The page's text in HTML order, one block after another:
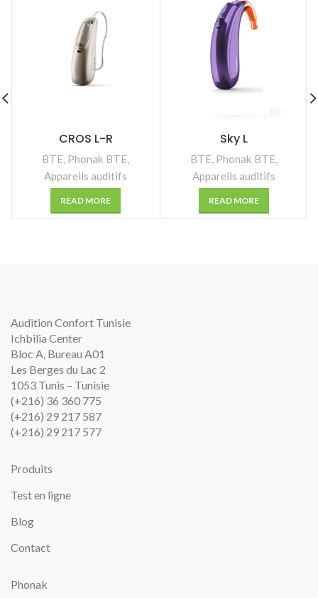
CROS L-R
BTE, Phonak BTE,
Appareils auditifs
READ MORE
Sky L
BTE, Phonak BTE,
Appareils auditifs
READ MORE
Audition Confort Tunisie
Ichbilia Center
Bloc A, Bureau A01
Les Berges du Lac 2
1053 Tunis – Tunisie
(+216) 36 360 775
(+216) 29 217 587
(+216) 29 217 577
Produits
Test en ligne
Blog
Contact
Phonak